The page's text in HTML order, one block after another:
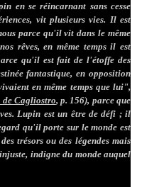
en se réincarnant sans cesse
vit plusieurs vies. Il est
parce qu'il vit dans le même
rêves, en même temps il est
qu'il est fait de l'étoffe des
fantastique, en opposition
en même temps que lui",
de Cagliostro, p. 156), parce que
Lupin est un être de défi ; il
qu'il porte sur le monde est
trésors ou des légendes mais
indigne du monde auquel